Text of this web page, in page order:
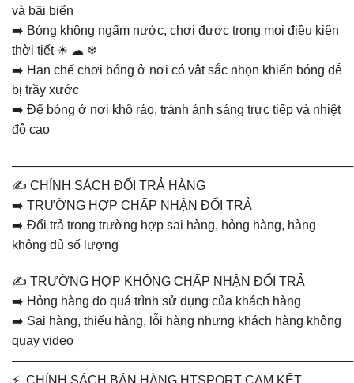
và bãi biển
➡️ Bóng không ngấm nước, chơi được trong mọi điều kiện
thời tiết ☀ ☁ ❄
➡️ Hạn chế chơi bóng ở nơi có vật sắc nhọn khiến bóng dễ
bị trầy xước
➡️ Để bóng ở nơi khô ráo, tránh ánh sáng trực tiếp và nhiệt
độ cao
✍️ CHÍNH SÁCH ĐỔI TRẢ HÀNG
➡️ TRƯỜNG HỢP CHẤP NHẬN ĐỔI TRẢ
➡️ Đổi trả trong trường hợp sai hàng, hỏng hàng, hàng
không đủ số lượng
✍️ TRƯỜNG HỢP KHÔNG CHẤP NHẬN ĐỔI TRẢ
➡️ Hỏng hàng do quá trình sử dụng của khách hàng
➡️ Sai hàng, thiếu hàng, lỗi hàng nhưng khách hàng không
quay video
⚡. CHÍNH SÁCH BÁN HÀNG HTSPORT CAM KẾT